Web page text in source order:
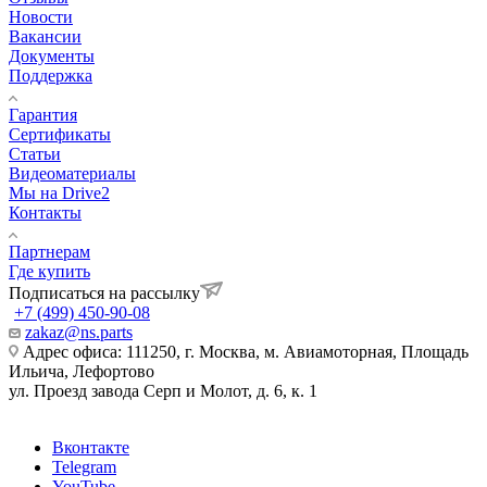
Новости
Вакансии
Документы
Поддержка
Гарантия
Сертификаты
Статьи
Видеоматериалы
Мы на Drive2
Контакты
Партнерам
Где купить
Подписаться на рассылку
+7 (499) 450-90-08
zakaz@ns.parts
Адрес офиса: 111250, г. Москва, м. Авиамоторная, Площадь
Ильича, Лефортово
ул. Проезд завода Серп и Молот, д. 6, к. 1
Вконтакте
Telegram